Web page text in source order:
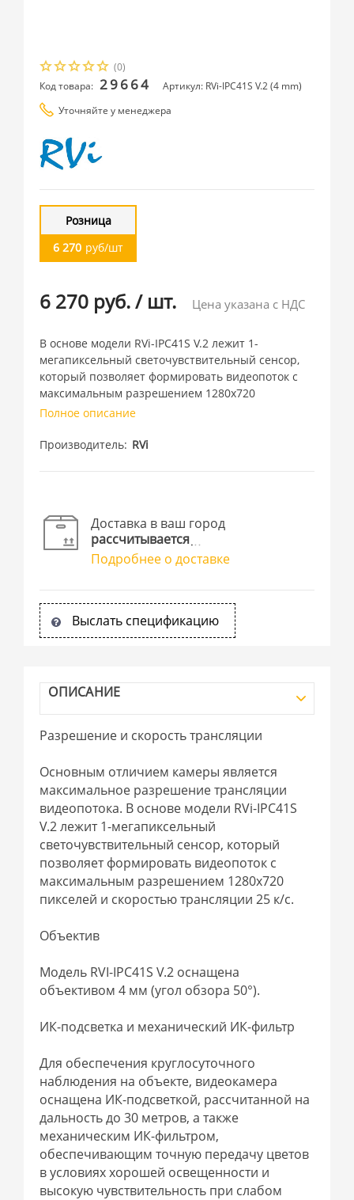
(0)
Код товара: 29664
Артикул: RVi-IPC41S V.2 (4 mm)
Уточняйте у менеджера
Розница
6 270 руб/шт
6 270 руб./ шт. Цена указана с НДС
В основе модели RVi-IPC41S V.2 лежит 1-
мегапиксельный светочувствительный сенсор,
который позволяет формировать видеопоток с
максимальным разрешением 1280х720
Полное описание
Производитель RVi
Доставка в ваш город
рассчитывается
Подробнее о доставке
Выслать спецификацию
ОПИСАНИЕ
Разрешение и скорость трансляции
Основным отличием камеры является
максимальное разрешение трансляции
видеопотока. В основе модели RVi-IPC41S
V.2 лежит 1-мегапиксельный
светочувствительный сенсор, который
позволяет формировать видеопоток с
максимальным разрешением 1280х720
пикселей и скоростью трансляции 25 к/с.
Объектив
Модель RVI-IPC41S V.2 оснащена
объективом 4 мм (угол обзора 50°).
ИК-подсветка и механический ИК-фильтр
Для обеспечения круглосуточного
наблюдения на объекте, видеокамера
оснащена ИК-подсветкой, рассчитанной на
дальность до 30 метров, а также
механическим ИК-фильтром,
обеспечивающим точную передачу цветов
в условиях хорошей освещенности и
высокую чувствительность при слабом